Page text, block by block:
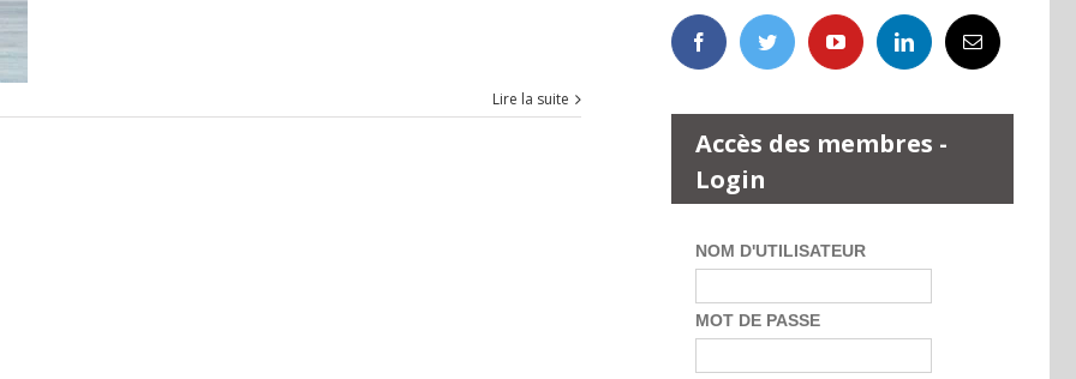
Lire la suite
Accès des membres -
Login
NOM D'UTILISATEUR
MOT DE PASSE